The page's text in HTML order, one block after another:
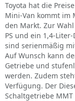
Toyota hat die
Mini-Van kommt im
den Markt. Zur
PS und ein 1,4-
sind serienmäßig
Auf Wunsch kann
Getriebe und
werden. Zudem
Verfügung. Der
Schaltgetriebe